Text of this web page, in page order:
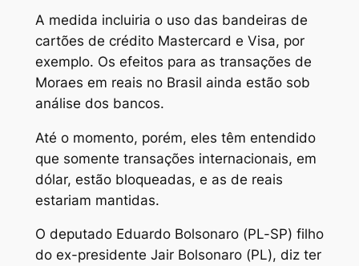
A medida incluiria o uso das bandeiras de
cartões de crédito Mastercard e Visa, por
exemplo. Os efeitos para as transações de
Moraes em reais no Brasil ainda estão sob
análise dos bancos.
Até o momento, porém, eles têm entendido
que somente transações internacionais, em
dólar, estão bloqueadas, e as de reais
estariam mantidas.
O deputado Eduardo Bolsonaro (PL-SP) filho
do ex-presidente Jair Bolsonaro (PL), diz ter